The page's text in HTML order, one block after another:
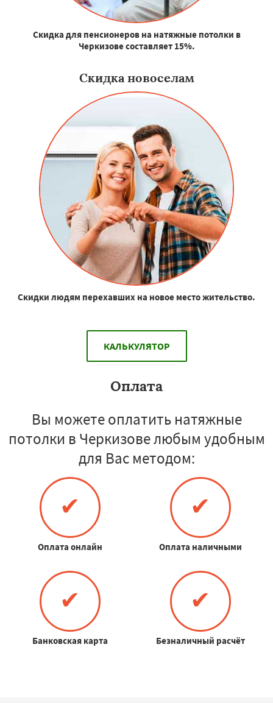
Скидка для пенсионеров на натяжные потолки в
Черкизове составляет 15%.
Скидка новоселам
Скидки людям перехавших на новое место жительство.
КАЛЬКУЛЯТОР
Оплата
Вы можете оплатить натяжные
потолки в Черкизове любым удобным
для Вас методом:
✔
Оплата онлайн
✔
Оплата наличными
✔
Банковская карта
✔
Безналичный расчёт